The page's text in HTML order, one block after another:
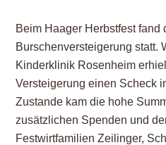
Beim Haager Herbstfest
Burschenversteigerung statt.
Kinderklinik Rosenheim
Versteigerung einen Scheck
Zustande kam die hohe
zusätzlichen Spenden und
Festwirtfamilien Zeilinger,